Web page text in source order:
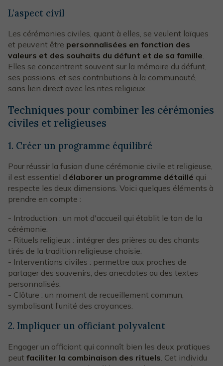
L'aspect civil
Les cérémonies civiles, quant à elles, se veulent laïques
et peuvent être personnalisées en fonction des
valeurs et des souhaits du défunt et de sa famille
Elles se concentrent souvent sur la mémoire du défunt,
ses passions, et ses contributions à la communauté,
sans lien direct avec les rites religieux.
Techniques pour combiner les cérémonies
civiles et religieuses
1. Créer un programme équilibré
Pour réussir la fusion d’une cérémonie civile et religieuse,
il est essentiel d’élaborer un programme détaillé qui
respecte les deux dimensions. Voici quelques éléments à
prendre en compte :
- Introduction : un mot d'accueil qui établit le ton de la
cérémonie.
- Rituels religieux : intégrer des prières ou des chants
tirés de la tradition religieuse choisie.
- Interventions civiles : permettre aux proches de
partager des souvenirs, des anecdotes ou des textes
personnalisés.
- Clôture : un moment de recueillement commun,
symbolisant l’unité des croyances.
2. Impliquer un officiant polyvalent
Engager un officiant qui connaît bien les deux pratiques
peut faciliter la combinaison des rituels . Cet individu